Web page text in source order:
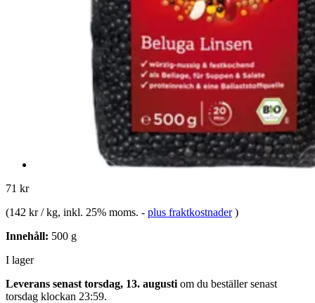
71 kr
(142 kr / kg, inkl. 25% moms. - plus fraktkostnader )
Innehåll: 500 g
I lager
Leverans senast torsdag, 13. augusti om du beställer senast
torsdag klockan 23:59.